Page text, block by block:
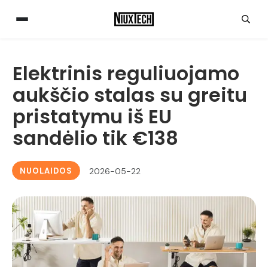
Elektrinis reguliuojamo
aukščio stalas su greitu
pristatymu iš EU
sandėlio tik €138
NUOLAIDOS 2026-05-22